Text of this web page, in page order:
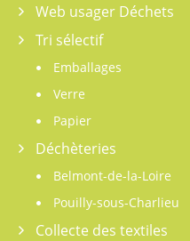
Web usager Déchets
Tri sélectif
Emballages
Verre
Papier
Déchèteries
Belmont-de-la-Loire
Pouilly-sous-Charlieu
Collecte des textiles